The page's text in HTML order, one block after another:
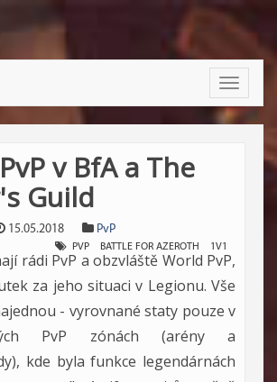
Toggle
v BfA a The
Guild
15.05.2018 PvP
PVP BATTLE FOR AZEROTH 1V1
rádi PvP a obzvláště World PvP,
za jeho situaci v Legionu. Vše
- vyrovnané staty pouze v
PvP zónách (arény a
kde byla funkce legendárnách